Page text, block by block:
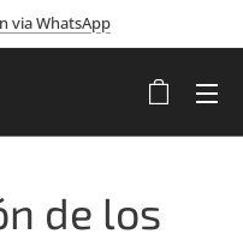
via WhatsApp
de los